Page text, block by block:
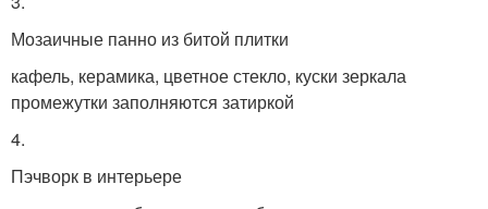
Мозаичные панно из битой плитки
кафель, керамика, цветное стекло, куски зеркала
промежутки заполняются затиркой
4.
Пэчворк в интерьере